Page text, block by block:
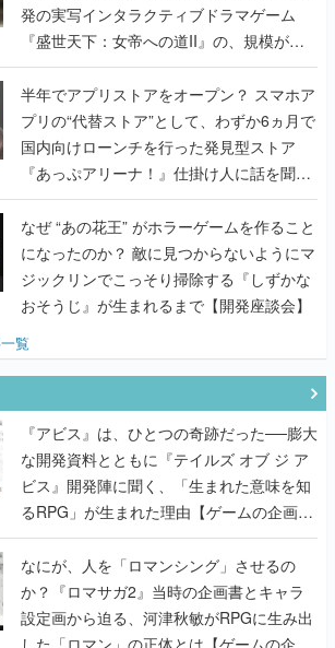
発の実写インタラクティブドラマゲーム
『盛世天下：女帝への道II』の、規模が違
うこだわりをプロデューサーに聞いた
半年でアプリストアをオープン？ スマホア
プリの“代替ストア”として、わずか6ヵ月で
国内向けローンチを行った発見型ストア
『あっぷアリーナ！』仕掛け人に話を聞い
てみた
なぜ “あの花王” がホラーゲームを作ること
になったのか？ 敵に見つからないようにマ
ジックリンでこっそり掃除する『しずかな
おそうじ』が生まれるまで【開発座談会】
覧
『アビス』は、ひとつの奇跡だった──膨大
な開発資料とともに『テイルズ オブ ジ ア
ビス』開発陣に聞く、「生まれた意味を知
るRPG」が生まれた理由【ゲームの企画
書】
なにが、人を「ロマンシング」させるの
か？『ロマサガ2』当時の企画書とキャラ
設定画から迫る、河津秋敏がRPGに生み出
した「ロマン」の正体とは【ゲームの企画